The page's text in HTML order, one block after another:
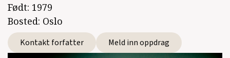
Født: 1979
Bosted: Oslo
Kontakt forfatter Meld inn oppdrag